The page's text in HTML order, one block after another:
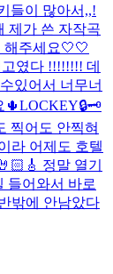
들이 많아서,,!
제가 쓴 자작곡
주세요🤍🤍
였다 !!!!!!!! 데
있어서 너무너
🌵LOCKEY🔒🗝️
찍어도 안찍혀
라 어제도 호텔
정말 열기
들어와서 바로
밖에 안남았다